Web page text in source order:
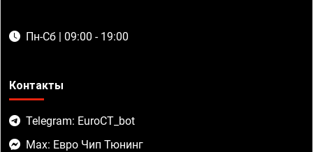
Пн-Сб | 09:00 - 19:00
Контакты
Telegram: EuroCT_bot
Max: Евро Чип Тюнинг